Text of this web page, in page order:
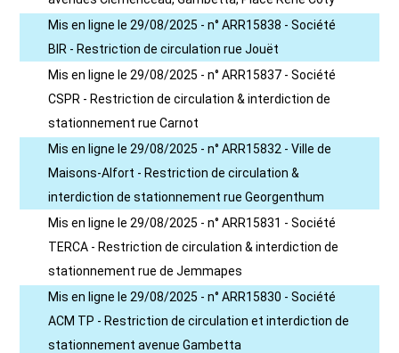
Mis en ligne le 29/08/2025 - n° ARR15838 - Société
BIR - Restriction de circulation rue Jouët
Mis en ligne le 29/08/2025 - n° ARR15837 - Société
CSPR - Restriction de circulation & interdiction de
stationnement rue Carnot
Mis en ligne le 29/08/2025 - n° ARR15832 - Ville de
Maisons-Alfort - Restriction de circulation &
interdiction de stationnement rue Georgenthum
Mis en ligne le 29/08/2025 - n° ARR15831 - Société
TERCA - Restriction de circulation & interdiction de
stationnement rue de Jemmapes
Mis en ligne le 29/08/2025 - n° ARR15830 - Société
ACM TP - Restriction de circulation et interdiction de
stationnement avenue Gambetta